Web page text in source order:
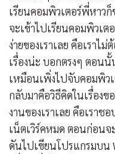
เรียนคอมพิวเตอร์พี่หาว
จะเข้าไปเรียนคอมพิวเ
ง่ายของเราเลย คือเราไ
เรื่องน่ะ บอกตรงๆ ตอน
เหมือนเพิ่งไปจับคอมพิว
กลับมาคือวิธีคิดในเรื่อง
งานของเราเลย คือเรา
เน็ตเวิร์คหมด ตอนก่อน
ดันไปเขียนโปรแกรมบน